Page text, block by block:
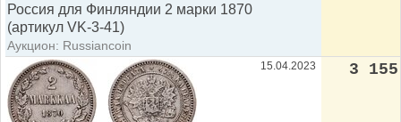
Россия для Финляндии 2 марки 1870
(артикул VK-3-41)
Аукцион: Russiancoin
15.04.2023 3 155